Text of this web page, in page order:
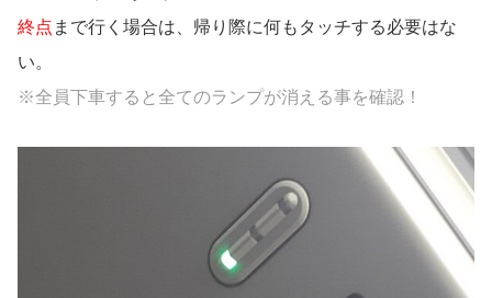
終点 まで行く場合は、帰り際に何もタッチする必要はな
い。
※全員下車すると全てのランプが消える事を確認！